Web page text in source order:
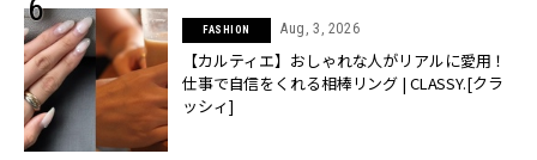
FASHION Aug, 3, 2026
【カルティエ】おしゃれな人がリアルに愛用！
仕事で自信をくれる相棒リング | CLASSY.[クラ
ッシィ]